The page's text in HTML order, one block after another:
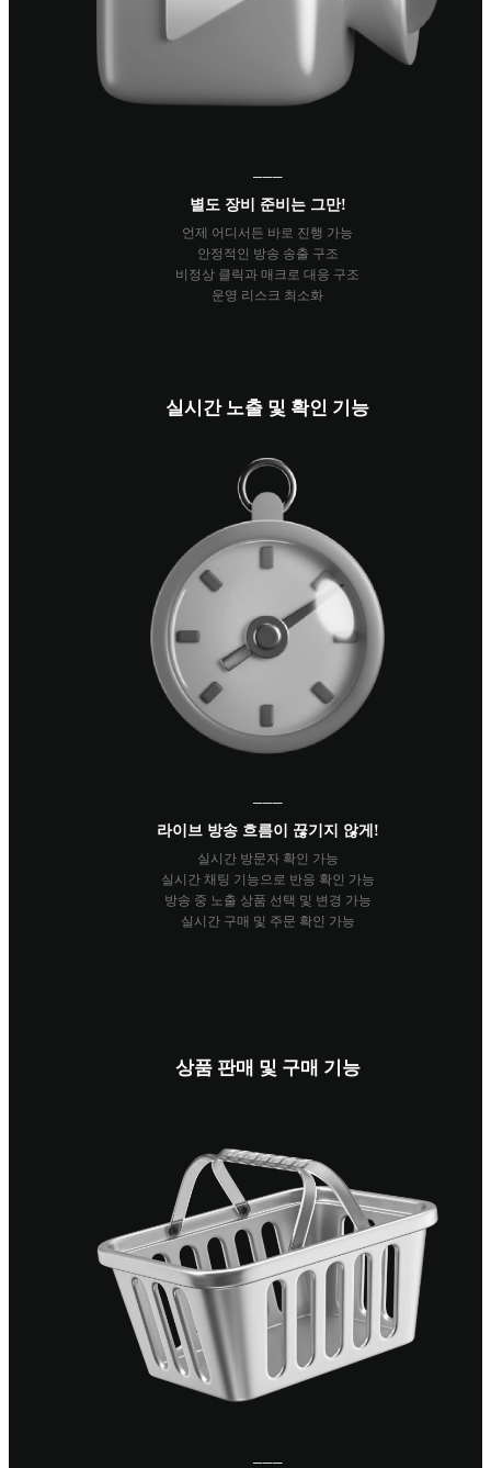
───
별도 장비 준비는 그만!
언제 어디서든 바로 진행 가능
안정적인 방송 송출 구조
비정상 클릭과 매크로 대응 구조
운영 리스크 최소화
실시간 노출 및 확인 기능
───
라이브 방송 흐름이 끊기지 않게!
실시간 방문자 확인 가능
실시간 채팅 기능으로 반응 확인 가능
방송 중 노출 상품 선택 및 변경 가능
실시간 구매 및 주문 확인 가능
상품 판매 및 구매 기능
───